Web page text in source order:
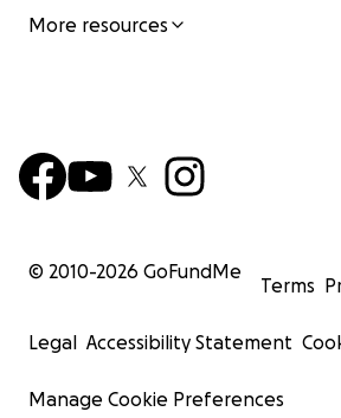
More resources
© 2010-2026 GoFundMe
Terms
Legal Accessibility Statement
Manage Cookie Preferences